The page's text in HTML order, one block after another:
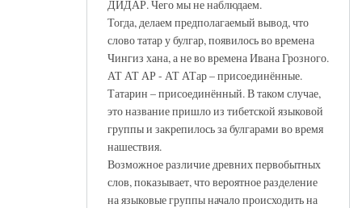
ДИДАР. Чего мы не наблюдаем.
Тогда, делаем предполагаемый вывод, что
слово татар у булгар, появилось во времена
Чингиз хана, а не во времена Ивана Грозного.
АТ АТ АР - АТ АТар – присоединённые.
Татарин – присоединённый. В таком случае,
это название пришло из тибетской языковой
группы и закрепилось за булгарами во время
нашествия.
Возможное различие древних первобытных
слов, показывает, что вероятное разделение
на языковые группы начало происходить на